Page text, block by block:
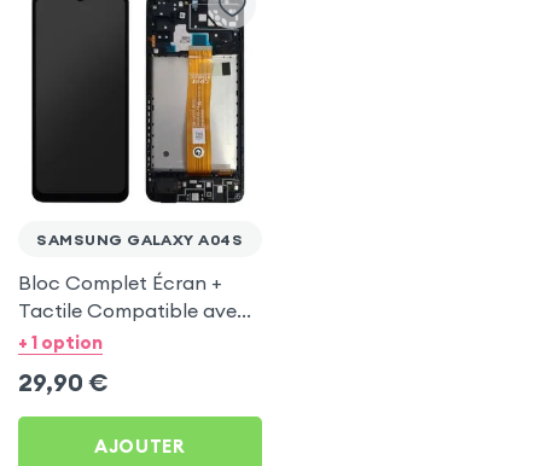
SAMSUNG GALAXY A04S
Bloc Complet Écran +
Tactile Compatible avec
Châssis Noir pour
+ 1 option
29,90 €
AJOUTER